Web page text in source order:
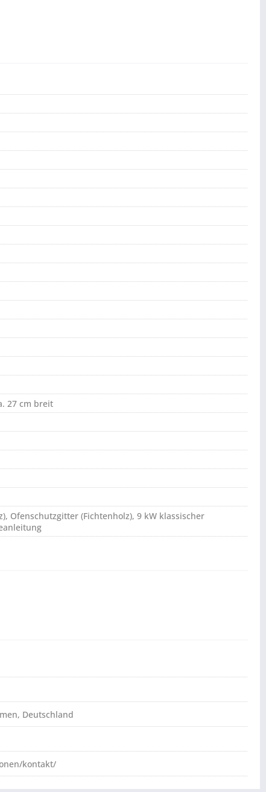
27 cm breit
Ofenschutzgitter (Fichtenholz), 9 kW klassischer
Deutschland
kontakt/